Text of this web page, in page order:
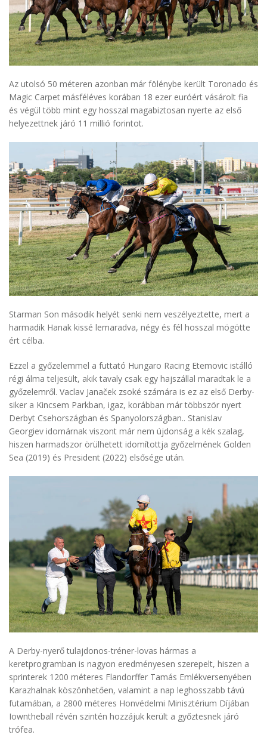
Az utolsó 50 méteren azonban már fölénybe került Toronado és
Magic Carpet másféléves korában 18 ezer euróért vásárolt fia
és végül több mint egy hosszal magabiztosan nyerte az első
helyezettnek járó 11 millió forintot.
Starman Son második helyét senki nem veszélyeztette, mert a
harmadik Hanak kissé lemaradva, négy és fél hosszal mögötte
ért célba.
Ezzel a győzelemmel a futtató Hungaro Racing Etemovic istálló
régi álma teljesült, akik tavaly csak egy hajszállal maradtak le a
győzelemről. Vaclav Janaček zsoké számára is ez az első Derby-
siker a Kincsem Parkban, igaz, korábban már többször nyert
Derbyt Csehországban és Spanyolországban.. Stanislav
Georgiev idomárnak viszont már nem újdonság a kék szalag,
hiszen harmadszor örülhetett idomítottja győzelmének Golden
Sea (2019) és President (2022) elsősége után.
A Derby-nyerő tulajdonos-tréner-lovas hármas a
keretprogramban is nagyon eredményesen szerepelt, hiszen a
sprinterek 1200 méteres Flandorffer Tamás Emlékversenyében
Karazhalnak köszönhetően, valamint a nap leghosszabb távú
futamában, a 2800 méteres Honvédelmi Minisztérium Díjában
Iowntheball révén szintén hozzájuk került a győztesnek járó
trófea.